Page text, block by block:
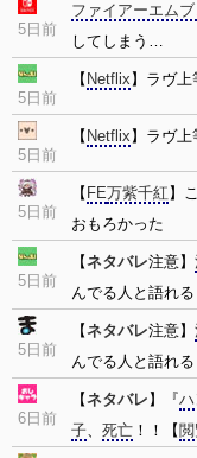
5日前
ファイアーエム
してしまう…
5日前
【 Netflix 】ラヴ上
5日前
【 Netflix 】ラヴ上
5日前
【 FE万紫千紅 】
おもろかった
5日前
【ネタバレ注意】
んでる人と語れる
5日前
【ネタバレ注意】
んでる人と語れる
6日前
【ネタバレ 】『
子、 死亡 ！！【